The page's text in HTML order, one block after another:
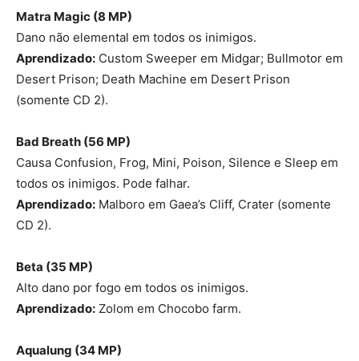
Matra Magic (8 MP)
Dano não elemental em todos os inimigos.
Aprendizado: Custom Sweeper em Midgar; Bullmotor em
Desert Prison; Death Machine em Desert Prison
(somente CD 2).
Bad Breath (56 MP)
Causa Confusion, Frog, Mini, Poison, Silence e Sleep em
todos os inimigos. Pode falhar.
Aprendizado: Malboro em Gaea’s Cliff, Crater (somente
CD 2).
Beta (35 MP)
Alto dano por fogo em todos os inimigos.
Aprendizado: Zolom em Chocobo farm.
Aqualung (34 MP)